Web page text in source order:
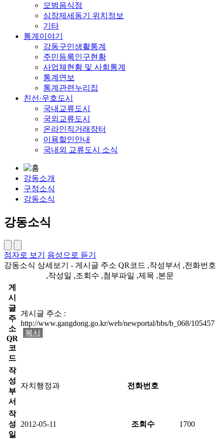
모범음식점
심장제세동기 위치정보
기타
통계이야기
강동구민생활통계
주민등록인구현황
사업체현황 및 사회통계
통계연보
통계관련누리집
친선·우호도시
국내교류도시
국외교류도시
온라인직거래장터
이용할인안내
국내외 교류도시 소식
강동소개
구정소식
강동소식
강동소식
점자로 보기
음성으로 듣기
강동소식 상세보기 - 게시글 주소 QR코드 ,작성부서 ,전화번호
,작성일 ,조회수 ,첨부파일 ,제목 ,본문
게
시
글
주
소
QR
코
드
게시글 주소 :
http://www.gangdong.go.kr/web/newportal/bbs/b_068/105457
복사
작
성
부
서
자치행정과 전화번호
작
성
일
2012-05-11 조회수 1700